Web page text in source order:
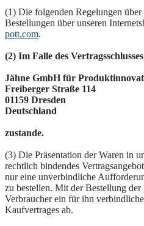
(1) Die folgenden Regelungen
Bestellungen über unseren
pott.com.
(2) Im Falle des
Jähne GmbH für
Freiberger Straße 114
01159 Dresden
Deutschland
zustande.
(3) Die Präsentation der Waren in
rechtlich bindendes
nur eine unverbindliche
zu bestellen. Mit der Bestellung
Verbraucher ein für ihn
Kaufvertrages ab.